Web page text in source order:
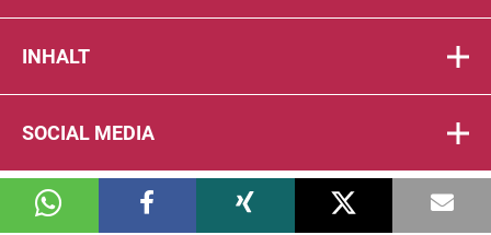
INHALT
SOCIAL MEDIA
© 2026 DIE PTA IN DER APOTHEKE